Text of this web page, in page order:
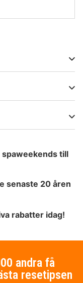
till
senaste 20 åren
rabatter idag!
andra få
resetipsen